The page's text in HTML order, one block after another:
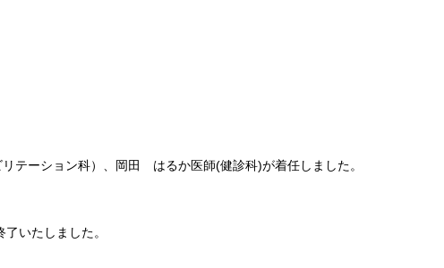
ーション科）、岡田 はるか医師(健診科)が着任しました。
いたしました。